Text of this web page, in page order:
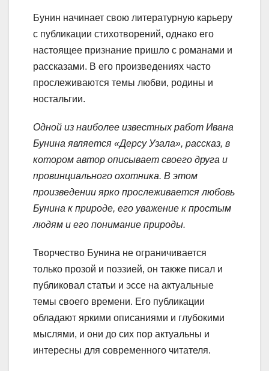
Бунин начинает свою литературную карьеру
с публикации стихотворений, однако его
настоящее признание пришло с романами и
рассказами. В его произведениях часто
прослеживаются темы любви, родины и
ностальгии.
Одной из наиболее известных работ Ивана
Бунина является «Дерсу Узала», рассказ, в
котором автор описывает своего друга и
провинциального охотника. В этом
произведении ярко прослеживается любовь
Бунина к природе, его уважение к простым
людям и его понимание природы.
Творчество Бунина не ограничивается
только прозой и поэзией, он также писал и
публиковал статьи и эссе на актуальные
темы своего времени. Его публикации
обладают яркими описаниями и глубокими
мыслями, и они до сих пор актуальны и
интересны для современного читателя.